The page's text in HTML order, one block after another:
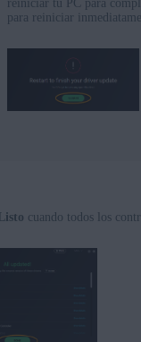
reiniciar tu PC para
para reiniciar
Listo cuando todos los